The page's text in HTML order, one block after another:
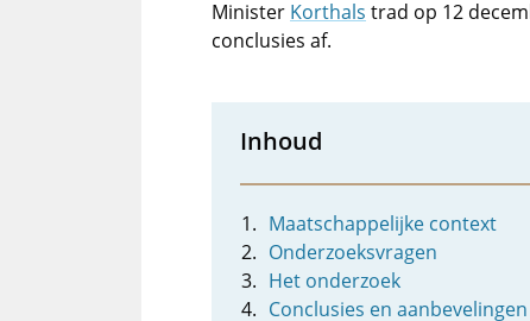
Minister Korthals trad op 12
conclusies af.
Inhoud
Maatschappelijke context
Onderzoeksvragen
Het onderzoek
Conclusies en aanbevelingen